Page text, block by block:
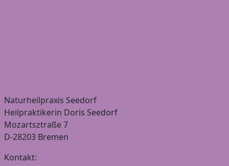
Naturheilpraxis Seedorf
Heilpraktikerin Doris Seedorf
Mozartsztraße 7
D-28203 Bremen
Kontakt: